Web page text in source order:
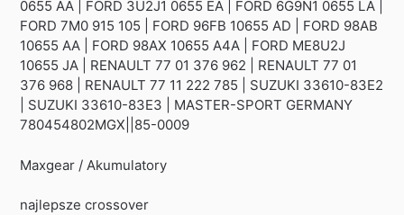
0655 AA | FORD 3U2J1 0655 EA | FORD 6G9N1 0655 LA |
FORD 7M0 915 105 | FORD 96FB 10655 AD | FORD 98AB
10655 AA | FORD 98AX 10655 A4A | FORD ME8U2J
10655 JA | RENAULT 77 01 376 962 | RENAULT 77 01
376 968 | RENAULT 77 11 222 785 | SUZUKI 33610-83E2
| SUZUKI 33610-83E3 | MASTER-SPORT GERMANY
780454802MGX||85-0009
Maxgear / Akumulatory
najlepsze crossover